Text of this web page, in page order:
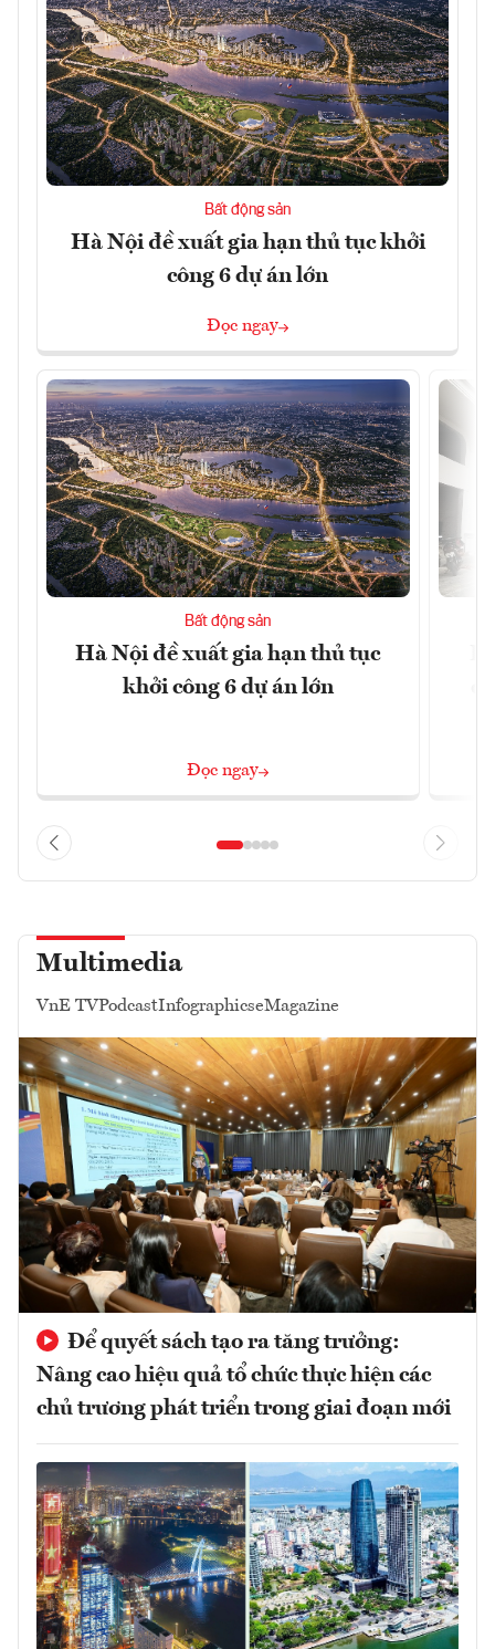
Bất động sản
Hà Nội đề xuất gia hạn thủ tục khởi
công 6 dự án lớn
Đọc ngay
Bất động sản
Hà Nội đề xuất gia hạn thủ tục
khởi công 6 dự án lớn
Đọc ngay
Multimedia
VnE TVPodcastInfographicseMagazine
Để quyết sách tạo ra tăng trưởng:
Nâng cao hiệu quả tổ chức thực hiện các
chủ trương phát triển trong giai đoạn mới